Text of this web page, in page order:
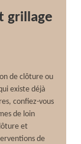
grillage
de clôture ou
existe déjà
confiez-vous
de loin
et
de